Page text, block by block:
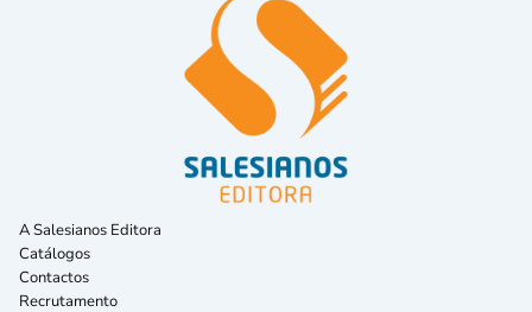
A Salesianos Editora
Catálogos
Contactos
Recrutamento